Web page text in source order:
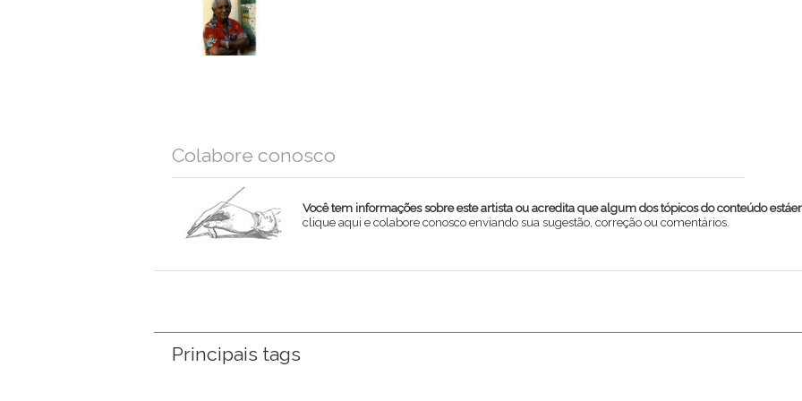
Colabore conosco
Você tem informações sobre este artista ou acredita que algum dos tópicos do conteúdo
clique aqui e colabore conosco enviando sua sugestão, correção ou comentários.
Principais tags